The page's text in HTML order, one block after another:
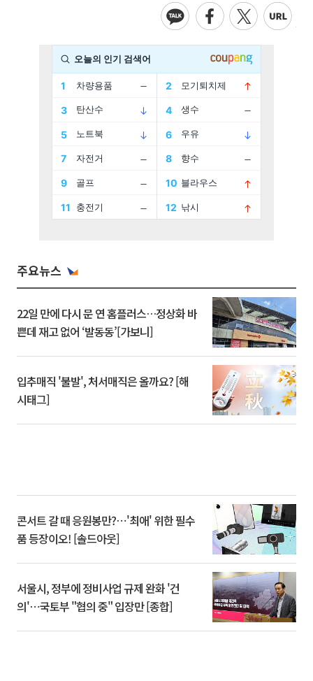
주요뉴스
22일 만에 다시 문 연 홈플러스…정상화 바
쁜데 재고 없어 ‘발동동’[가보니]
입추매직 '불발', 처서매직은 올까요? [해
시태그]
콘서트 갈 때 응원봉만?⋯'최애' 위한 필수
품 등장이오! [솔드아웃]
서울시, 정부에 정비사업 규제 완화 '건
의'⋯국토부 "협의 중" 입장만 [종합]